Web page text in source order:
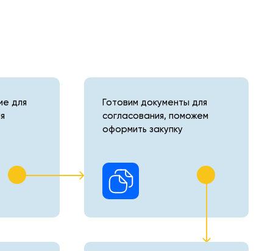
для
Готовим документы для
согласования, поможем
оформить закупку